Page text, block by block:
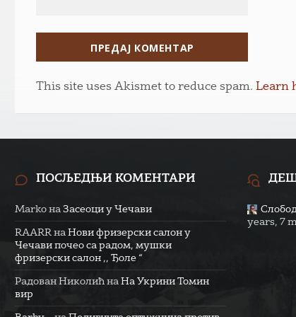
This site uses Akismet to reduce spam.Learn
ПОСЉЕДЊИ КОМЕНТАРИ
Marko наЗасеоци у Чечави
RAARR наНови фризерски салон у
Чечави почео са радом, мушки
фризерски салон ,, Ђоле “
Радован Николић наНа Укрини Томин
вир
years, 7